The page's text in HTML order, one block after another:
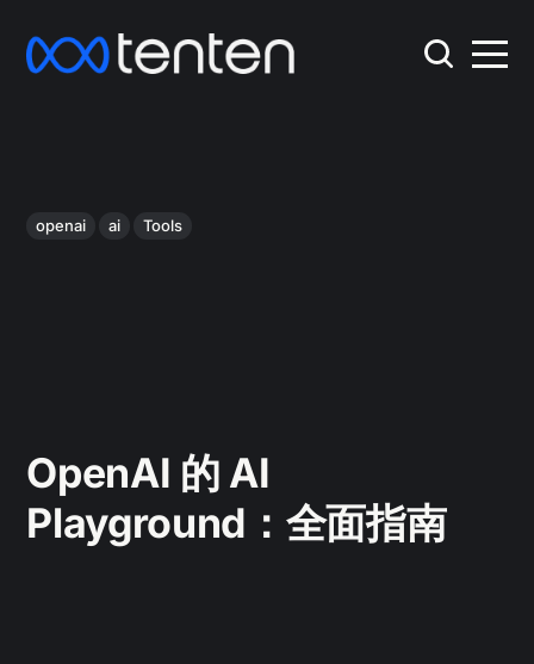
openai ai Tools
OpenAI 的 AI
Playground：全面指南